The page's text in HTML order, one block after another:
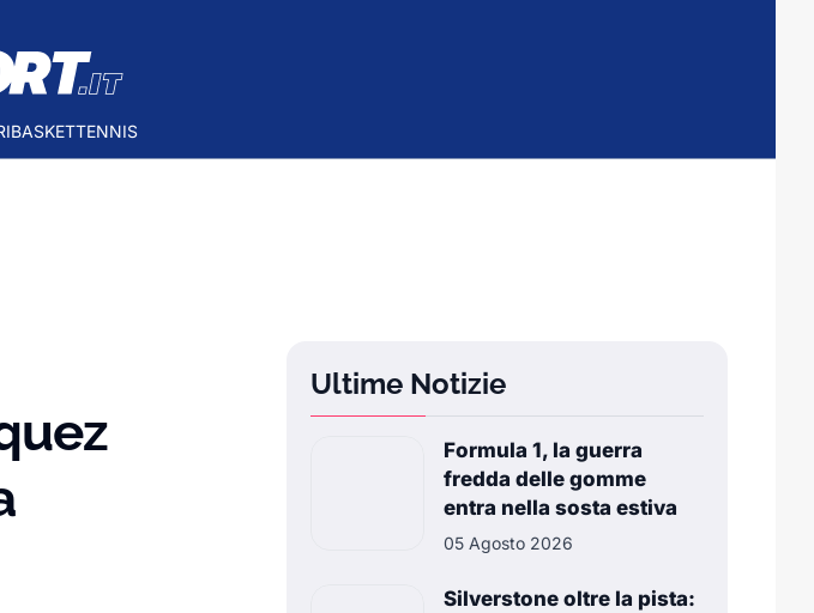
BASKETTENNIS
Ultime Notizie
Formula 1, la guerra
fredda delle gomme
entra nella sosta estiva
05 Agosto 2026
Silverstone oltre la pista: